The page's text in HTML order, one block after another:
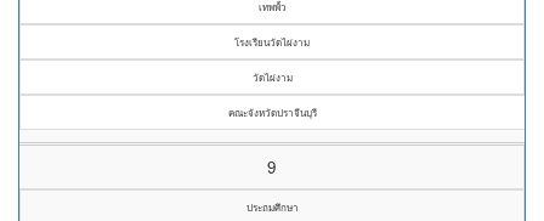
เทพพั้ว
โรงเรียนวัดไผ่งาม
วัดไผ่งาม
คณะจังหวัดปราจีนบุรี
9
ประถมศึกษา